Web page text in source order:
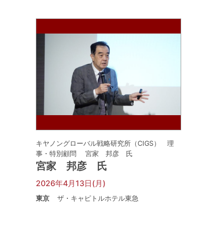
キヤノングローバル戦略研究所（CIGS） 理
事・特別顧問 宮家 邦彦 氏
宮家 邦彦 氏
2026年4月13日(月)
東京 ザ・キャピトルホテル東急